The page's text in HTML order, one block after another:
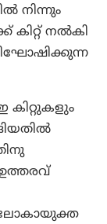
നിന്നും
കിറ്റ് നൽകി
കിറ്റുകളും
ലോകായുക്ത